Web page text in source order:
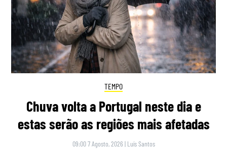
TEMPO
Chuva volta a Portugal neste dia e
estas serão as regiões mais afetadas
09:00 7 Agosto, 2026 | Luís Santos